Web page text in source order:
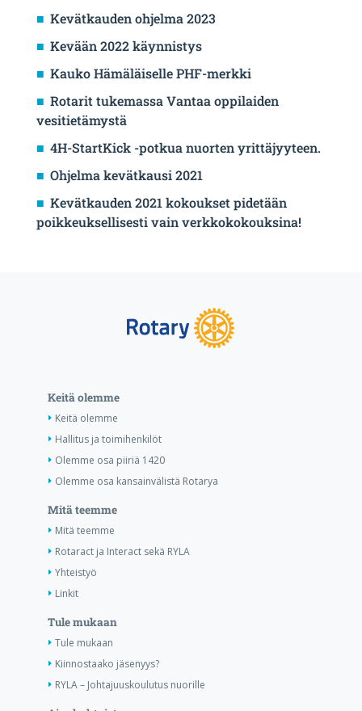
Kevätkauden ohjelma 2023
Kevään 2022 käynnistys
Kauko Hämäläiselle PHF-merkki
Rotarit tukemassa Vantaa oppilaiden
vesitietämystä
4H-StartKick -potkua nuorten yrittäjyyteen.
Ohjelma kevätkausi 2021
Kevätkauden 2021 kokoukset pidetään
poikkeuksellisesti vain verkkokokouksina!
Keitä olemme
Keitä olemme
Hallitus ja toimihenkilöt
Olemme osa piiriä 1420
Olemme osa kansainvälistä Rotarya
Mitä teemme
Mitä teemme
Rotaract ja Interact sekä RYLA
Yhteistyö
Linkit
Tule mukaan
Tule mukaan
Kiinnostaako jäsenyys?
RYLA – Johtajuuskoulutus nuorille